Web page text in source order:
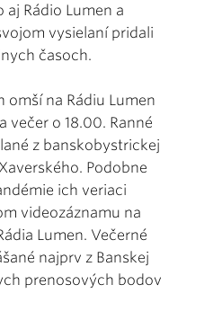
aj Rádio Lumen a
vysielaní pridali
časoch.
omší na Rádiu Lumen
večer o 18.00. Ranné
z banskobystrickej
Podobne
ich veriaci
videozáznamu na
Lumen. Večerné
najprv z Banskej
prenosových bodov